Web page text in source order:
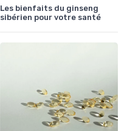
Les bienfaits du ginseng
sibérien pour votre santé